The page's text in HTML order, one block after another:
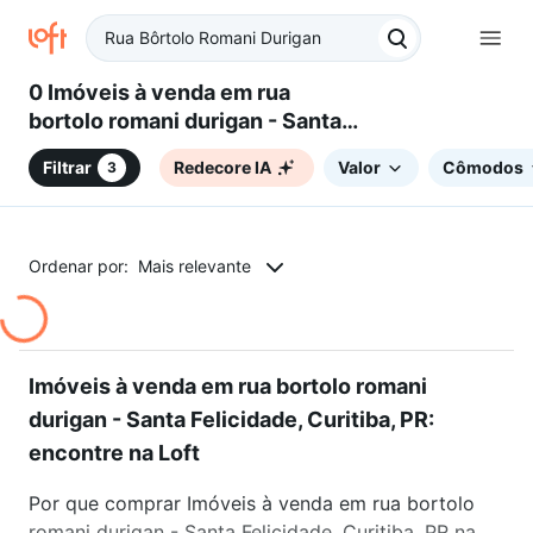
0 Imóveis à venda em rua
bortolo romani durigan - Santa
Felicidade, Curitiba, PR
Filtrar 3 Redecore IA Valor Cômodos
Ordenar por: Mais relevante
Imóveis à venda em rua bortolo romani
durigan - Santa Felicidade, Curitiba, PR:
encontre na Loft
Por que comprar Imóveis à venda em rua bortolo